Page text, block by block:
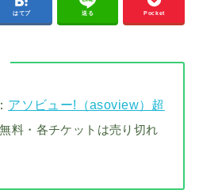
はてブ 送る Pocket
アソビュー!（asoview）超
料・各チケットは売り切れ